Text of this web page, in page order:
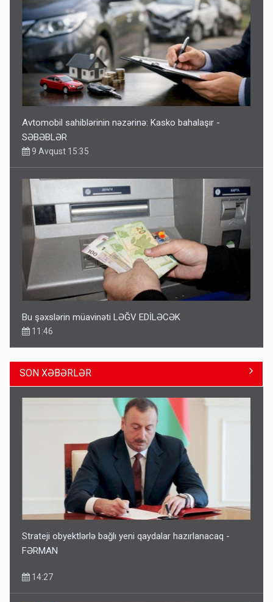
Avtomobil sahiblərinin nəzərinə: Kasko bahalaşır -
SƏBƏBLƏR
9 Avqust 15:35
Bu şəxslərin müavinəti LƏĞV EDİLƏCƏK
11:46
Corab satdığı deyilən qazi ilə bağlı - Daha bir açıqlama
SON XƏBƏRLƏR
Strateji obyektlərlə bağlı yeni qaydalar hazırlanacaq -
FƏRMAN
14:27